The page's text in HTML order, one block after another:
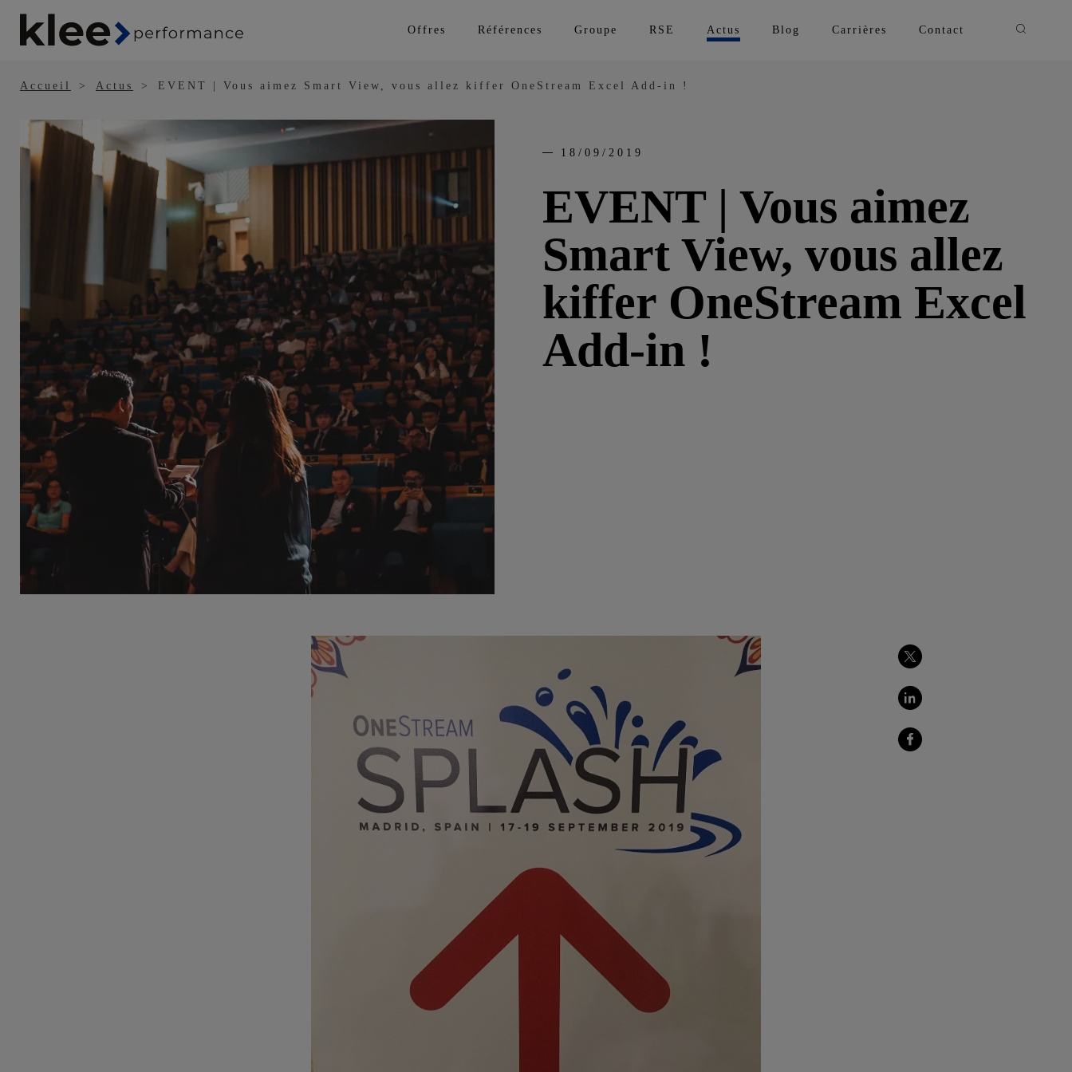
contenu
principal
Offres Références Groupe RSE Actus Blog Carrières Contact Recherche
Accueil Actus EVENT | Vous aimez Smart View, vous allez kiffer OneStream Excel Add-in !
EVENT | Vous aimez
Smart View, vous allez
kiffer OneStream Excel
Add-in !
18/09/2019
Twitter
LinkedIn